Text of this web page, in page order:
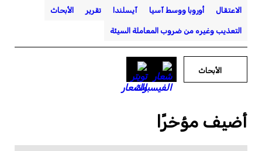
الاعتقال أوروبا ووسط آسيا آيسلندا تقرير الأبحاث
التعذيب وغيره من ضروب المعاملة السيئة
الأبحاث
أضيف مؤخرًا